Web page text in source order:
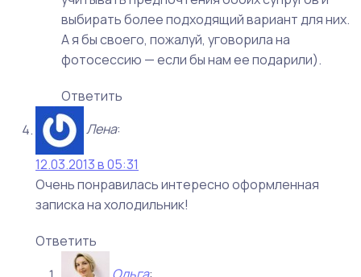
выбирать более подходящий вариант для них.
А я бы своего, пожалуй, уговорила на
фотосессию — если бы нам ее подарили).
Ответить
Лена:
12.03.2013 в 05:31
Очень понравилась интересно оформленная
записка на холодильник!
Ответить